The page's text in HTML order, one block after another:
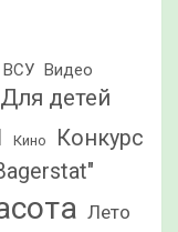
ВСУ
Видео
Для детей
Кино
Конкурс
Лето